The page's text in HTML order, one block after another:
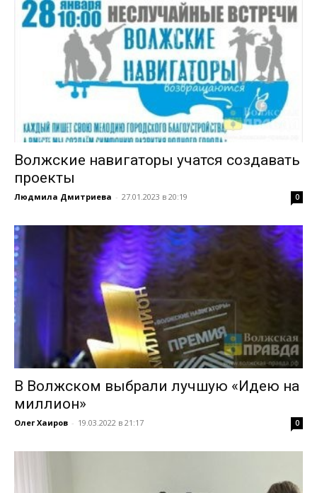
Волжские навигаторы учатся создавать
проекты
Людмила Дмитриева - 27.01.2023 в 20:19 0
В Волжском выбрали лучшую «Идею на
миллион»
Олег Хаиров - 19.03.2022 в 21:17 0